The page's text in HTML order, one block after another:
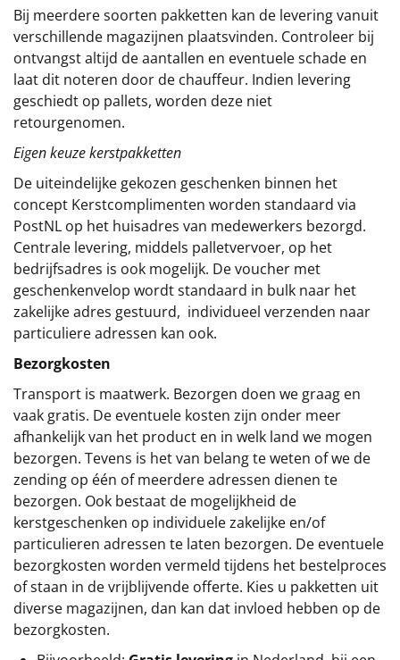
Bij meerdere soorten pakketten kan de levering vanuit
verschillende magazijnen plaatsvinden. Controleer bij
ontvangst altijd de aantallen en eventuele schade en
laat dit noteren door de chauffeur. Indien levering
geschiedt op pallets, worden deze niet
retourgenomen.
Eigen keuze kerstpakketten
De uiteindelijke gekozen geschenken binnen het
concept Kerstcomplimenten worden standaard via
PostNL op het huisadres van medewerkers bezorgd.
Centrale levering, middels palletvervoer, op het
bedrijfsadres is ook mogelijk. De voucher met
geschenkenvelop wordt standaard in bulk naar het
zakelijke adres gestuurd, individueel verzenden naar
particuliere adressen kan ook.
Bezorgkosten
Transport is maatwerk. Bezorgen doen we graag en
vaak gratis. De eventuele kosten zijn onder meer
afhankelijk van het product en in welk land we mogen
bezorgen. Tevens is het van belang te weten of we de
zending op één of meerdere adressen dienen te
bezorgen. Ook bestaat de mogelijkheid de
kerstgeschenken op individuele zakelijke en/of
particulieren adressen te laten bezorgen. De eventuele
bezorgkosten worden vermeld tijdens het bestelproces
of staan in de vrijblijvende offerte. Kies u pakketten uit
diverse magazijnen, dan kan dat invloed hebben op de
bezorgkosten.